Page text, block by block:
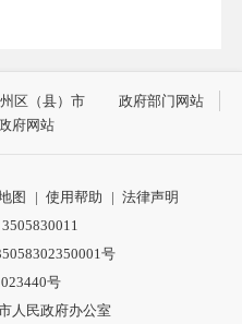
区（县）市
政府部门网站
府网站
图 | 使用帮助 | 法律声明
号
号
人民政府办公室